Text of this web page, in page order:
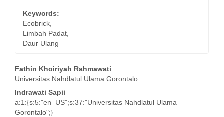
Keywords:
Ecobrick,
Limbah Padat,
Daur Ulang
Main
Article
Content
Fathin Khoiriyah Rahmawati
Universitas Nahdlatul Ulama Gorontalo
Indrawati Sapii
a:1:{s:5:"en_US";s:37:"Universitas Nahdlatul Ulama
Gorontalo";}